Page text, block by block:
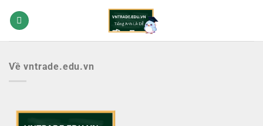
qua
Về vntrade.edu.vn